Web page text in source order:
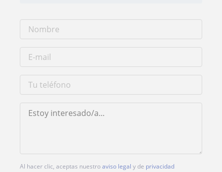
Al hacer clic, aceptas nuestroaviso legal y de privacidad